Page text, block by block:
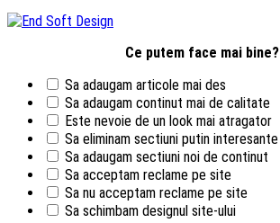
Ce putem face mai bine?
Sa adaugam articole mai des
Sa adaugam continut mai de calitate
Este nevoie de un look mai atragator
Sa eliminam sectiuni putin interesante
Sa adaugam sectiuni noi de continut
Sa acceptam reclame pe site
Sa nu acceptam reclame pe site
Sa schimbam designul site-ului